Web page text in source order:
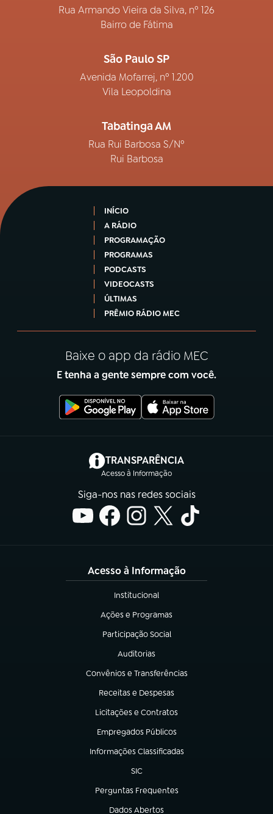
Rua Armando Vieira da Silva, nº 126
Bairro de Fátima
São Paulo SP
Avenida Mofarrej, nº 1.200
Vila Leopoldina
Tabatinga AM
Rua Rui Barbosa S/Nº
Rui Barbosa
INÍCIO
A RÁDIO
PROGRAMAÇÃO
PROGRAMAS
PODCASTS
VIDEOCASTS
ÚLTIMAS
PRÊMIO RÁDIO MEC
Baixe o app da rádio MEC
E tenha a gente sempre com você.
TRANSPARÊNCIA
Acesso à Informação
(abre em nova aba)
Siga-nos nas redes sociais
Acesso à Informação
Institucional
(abre em nova aba)
Ações e Programas
(abre em nova aba)
Participação Social
(abre em nova aba)
Auditorias
(abre em nova aba)
Convênios e Transferências
(abre em nova aba)
Receitas e Despesas
(abre em nova aba)
Licitações e Contratos
(abre em nova aba)
Empregados Públicos
(abre em nova aba)
Informações Classificadas
(abre em nova aba)
SIC
(abre em nova aba)
Perguntas Frequentes
(abre em nova aba)
Dados Abertos